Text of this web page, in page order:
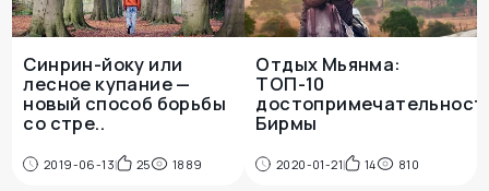
Синрин-йоку или
лесное купание —
новый способ борьбы
со стре..
2019-06-13 25 1889
Отдых Мьянма:
ТОП-10
Бирмы
2020-01-21 14 810